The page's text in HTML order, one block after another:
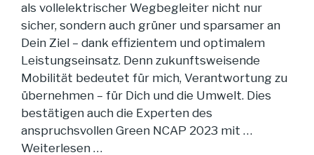
als vollelektrischer Wegbegleiter nicht nur
sicher, sondern auch grüner und sparsamer an
Dein Ziel – dank effizientem und optimalem
Leistungseinsatz. Denn zukunftsweisende
Mobilität bedeutet für mich, Verantwortung zu
übernehmen – für Dich und die Umwelt. Dies
bestätigen auch die Experten des
anspruchsvollen Green NCAP 2023 mit …
Weiterlesen …